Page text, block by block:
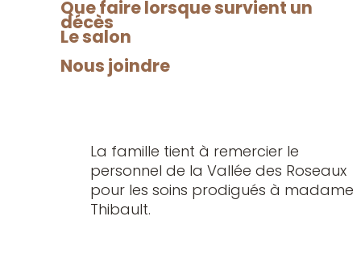
Que faire lorsque survient un
décès
Le salon
Nous joindre
enfants : Adrian, Sophia, Olivier et Élie,
sa sœur Pauline (Jean-Yves), son
frère Raymond, ses neveux et nièces,
ainsi que d’autres parents et ami(e)s.
La famille tient à remercier le
personnel de la Vallée des Roseaux
pour les soins prodigués à madame
Thibault.